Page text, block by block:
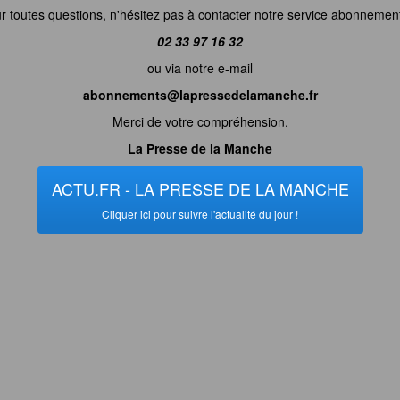
toutes questions, n'hésitez pas à contacter notre service
02 33 97 16 32
ou via notre e-mail
abonnements@lapressedelamanche.fr
Merci de votre compréhension.
La Presse de la Manche
ACTU.FR - LA PRESSE DE LA MANCHE
Cliquer ici pour suivre l'actualité du jour !